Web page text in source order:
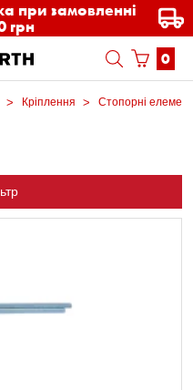
при замовленні
грн
0
Кріплення Стопорні